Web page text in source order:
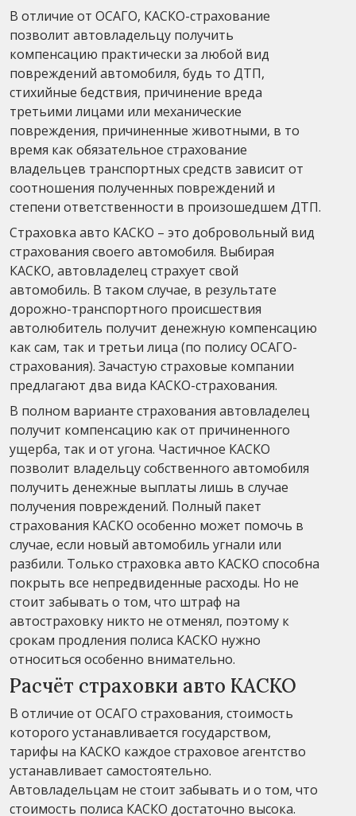
В отличие от ОСАГО, КАСКО-страхование
позволит автовладельцу получить
компенсацию практически за любой вид
повреждений автомобиля, будь то ДТП,
стихийные бедствия, причинение вреда
третьими лицами или механические
повреждения, причиненные животными, в то
время как обязательное страхование
владельцев транспортных средств зависит от
соотношения полученных повреждений и
степени ответственности в произошедшем ДТП.
Страховка авто КАСКО – это добровольный вид
страхования своего автомобиля. Выбирая
КАСКО, автовладелец страхует свой
автомобиль. В таком случае, в результате
дорожно-транспортного происшествия
автолюбитель получит денежную компенсацию
как сам, так и третьи лица (по полису ОСАГО-
страхования). Зачастую страховые компании
предлагают два вида КАСКО-страхования.
В полном варианте страхования автовладелец
получит компенсацию как от причиненного
ущерба, так и от угона. Частичное КАСКО
позволит владельцу собственного автомобиля
получить денежные выплаты лишь в случае
получения повреждений. Полный пакет
страхования КАСКО особенно может помочь в
случае, если новый автомобиль угнали или
разбили. Только страховка авто КАСКО способна
покрыть все непредвиденные расходы. Но не
стоит забывать о том, что штраф на
автостраховку никто не отменял, поэтому к
срокам продления полиса КАСКО нужно
относиться особенно внимательно.
Расчёт страховки авто КАСКО
В отличие от ОСАГО страхования, стоимость
которого устанавливается государством,
тарифы на КАСКО каждое страховое агентство
устанавливает самостоятельно.
Автовладельцам не стоит забывать и о том, что
стоимость полиса КАСКО достаточно высока.